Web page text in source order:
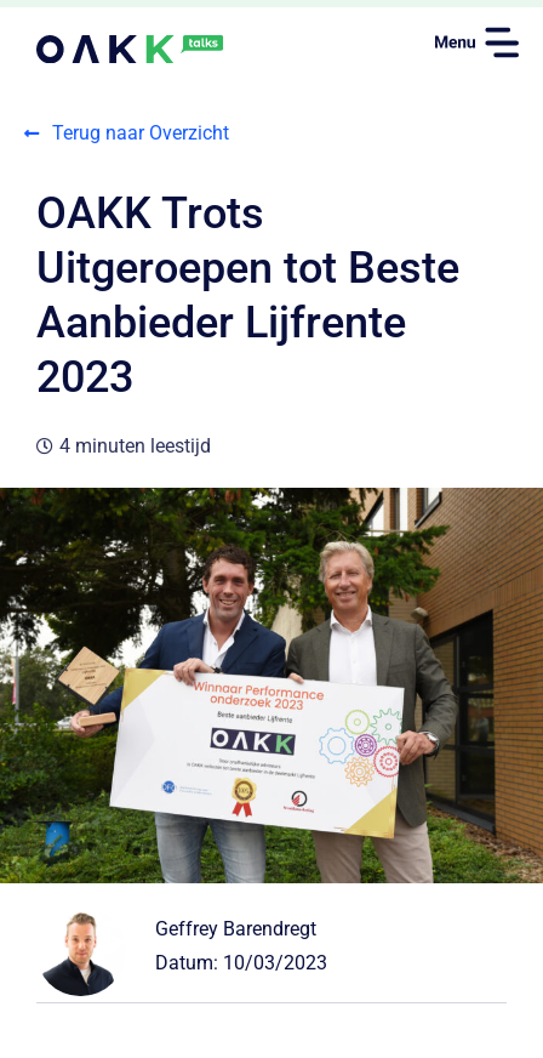
Terug naar Overzicht
OAKK Trots
Uitgeroepen tot Beste
Aanbieder Lijfrente
2023
4 minuten leestijd
Geffrey Barendregt
Datum: 10/03/2023